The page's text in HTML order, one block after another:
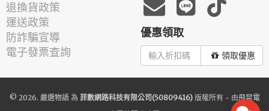
退換貨政策
運送政策
防詐騙宣導
電子發票查詢
優惠領取
領取優惠
© 2026. 嚴選物語為 菲數網路科技有限公司(50809416)版權所有 - 由飛鼠電